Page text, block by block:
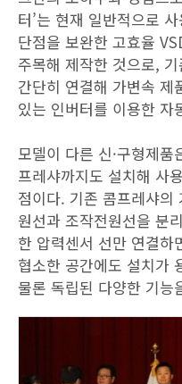
터’는 현재 일반적으로
단점을 보완한 고효율
주목해 제작한 것으로,
간단히 연결해 가변속 제
있는 인버터를 이용한 자
모델이 다른 신·구형제
프레샤까지도 설치해 사
점이다. 기존 콤프레샤의
원선과 조작전원선을 분
한 압력센서 선만 연결하
협소한 공간에도 설치가
물론 독립된 다양한 기능